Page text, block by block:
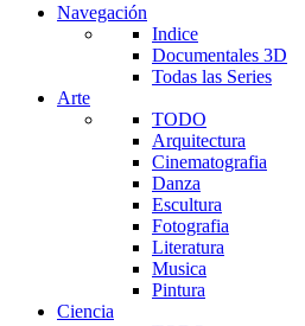
Navegación
Indice
Documentales 3D
Todas las Series
Arte
TODO
Arquitectura
Cinematografia
Danza
Escultura
Fotografia
Literatura
Musica
Pintura
Ciencia